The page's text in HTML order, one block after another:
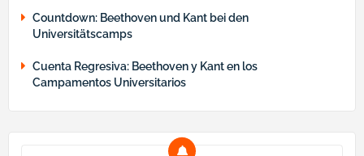
Countdown: Beethoven und Kant bei den
Universitätscamps
Cuenta Regresiva: Beethoven y Kant en los
Campamentos Universitarios